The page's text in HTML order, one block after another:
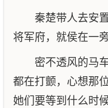
秦楚带人去安
将军府，就侯在一
密不透风的马
都在打颤，心想那
她们要等到什么时候